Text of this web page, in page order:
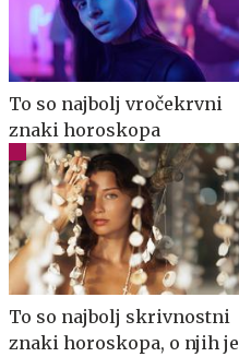
To so najbolj vročekrvni
znaki horoskopa
To so najbolj skrivnostni
znaki horoskopa, o njih je